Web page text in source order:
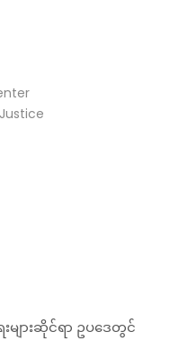
ျားဆိုင်ရာ ဥပဒေတွင်